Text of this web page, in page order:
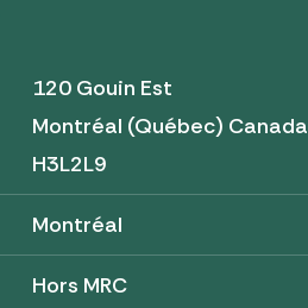
120 Gouin Est
Montréal (Québec) Canada
H3L2L9
Montréal
Hors MRC